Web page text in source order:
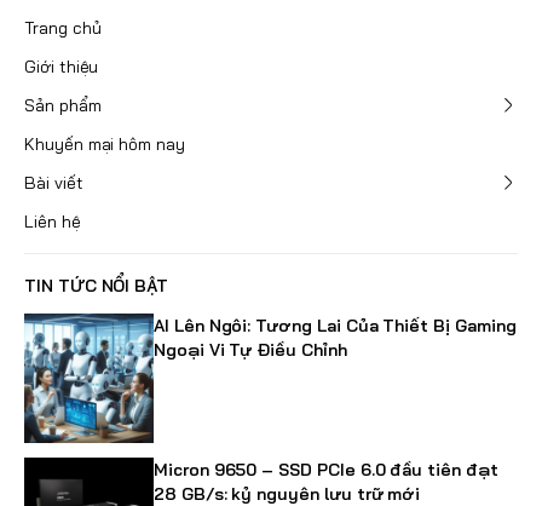
Trang chủ
Giới thiệu
Sản phẩm
Khuyến mại hôm nay
Bài viết
Liên hệ
TIN TỨC NỔI BẬT
AI Lên Ngôi: Tương Lai Của Thiết Bị Gaming
Ngoại Vi Tự Điều Chỉnh
Micron 9650 – SSD PCIe 6.0 đầu tiên đạt
28 GB/s: kỷ nguyên lưu trữ mới